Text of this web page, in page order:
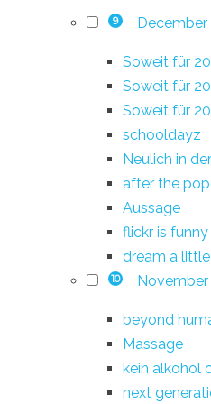
9 December
Soweit für
Soweit für
Soweit für
schooldayz
Neulich in
after the
Aussage
flickr is
dream a
10 November
beyond
Massage
kein alkohol
next